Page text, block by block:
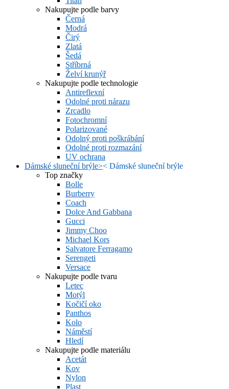
Nakupujte podle barvy
Černá
Modrá
Čirý
Zlatá
Šedá
Stříbrná
Želví krunýř
Nakupujte podle technologie
Antireflexní
Odolné proti nárazu
Zrcadlo
Fotochromní
Polarizované
Odolný proti poškrábání
Odolné proti rozmazání
UV ochrana
Dámské sluneční brýle>< Dámské sluneční brýle
Top značky
Bolle
Burberry
Coach
Dolce And Gabbana
Gucci
Jimmy Choo
Michael Kors
Salvatore Ferragamo
Serengeti
Versace
Nakupujte podle tvaru
Letec
Motýl
Kočičí oko
Panthos
Kolo
Náměstí
Hledí
Nakupujte podle materiálu
Acetát
Kov
Nylon
Plast